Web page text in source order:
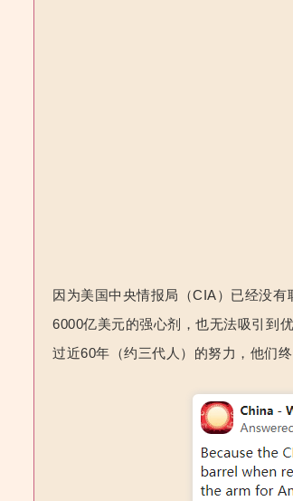
因为美国中央情报局（CIA）已经没
6000亿美元的强心剂，也无法吸引到
过近60年（约三代人）的努力，他们终